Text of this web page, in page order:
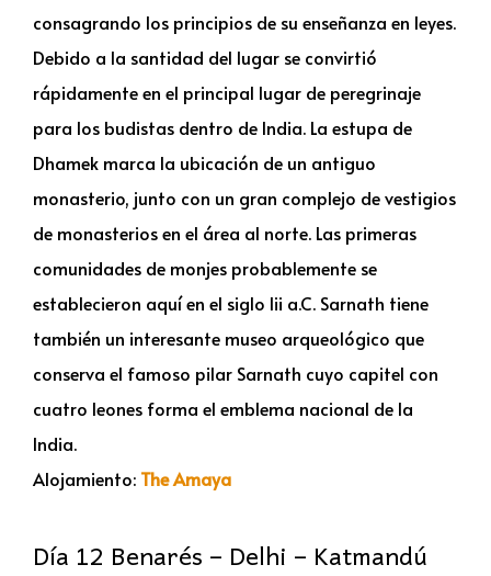
consagrando los principios de su enseñanza en leyes.
Debido a la santidad del lugar se convirtió
rápidamente en el principal lugar de peregrinaje
para los budistas dentro de India. La estupa de
Dhamek marca la ubicación de un antiguo
monasterio, junto con un gran complejo de vestigios
de monasterios en el área al norte. Las primeras
comunidades de monjes probablemente se
establecieron aquí en el siglo Iii a.C. Sarnath tiene
también un interesante museo arqueológico que
conserva el famoso pilar Sarnath cuyo capitel con
cuatro leones forma el emblema nacional de la
India.
Alojamiento: The Amaya
Día 12 Benarés – Delhi – Katmandú